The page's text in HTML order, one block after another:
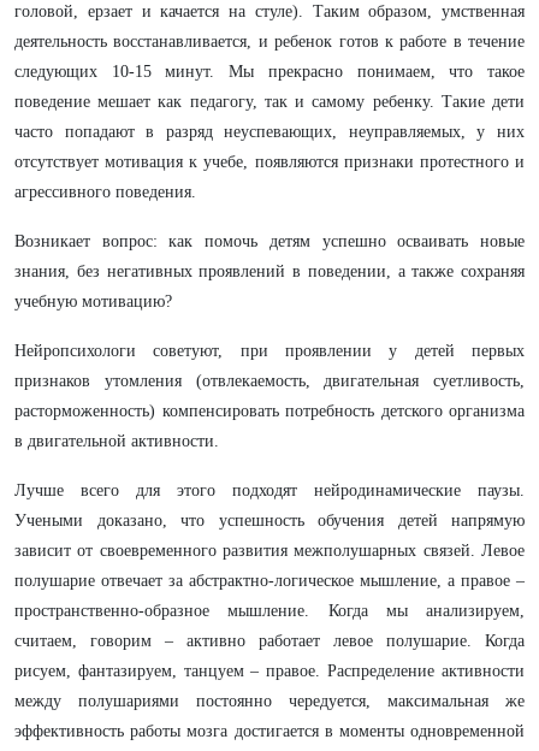
головой, ерзает и качается на стуле). Таким образом, умственная
деятельность восстанавливается, и ребенок готов к работе в течение
следующих 10-15 минут. Мы прекрасно понимаем, что такое
поведение мешает как педагогу, так и самому ребенку. Такие дети
часто попадают в разряд неуспевающих, неуправляемых, у них
отсутствует мотивация к учебе, появляются признаки протестного и
агрессивного поведения.
Возникает вопрос: как помочь детям успешно осваивать новые
знания, без негативных проявлений в поведении, а также сохраняя
учебную мотивацию?
Нейропсихологи советуют, при проявлении у детей первых
признаков утомления (отвлекаемость, двигательная суетливость,
расторможенность) компенсировать потребность детского организма
в двигательной активности.
Лучше всего для этого подходят нейродинамические паузы.
Учеными доказано, что успешность обучения детей напрямую
зависит от своевременного развития межполушарных связей. Левое
полушарие отвечает за абстрактно-логическое мышление, а правое –
пространственно-образное мышление. Когда мы анализируем,
считаем, говорим – активно работает левое полушарие. Когда
рисуем, фантазируем, танцуем – правое. Распределение активности
между полушариями постоянно чередуется, максимальная же
эффективность работы мозга достигается в моменты одновременной